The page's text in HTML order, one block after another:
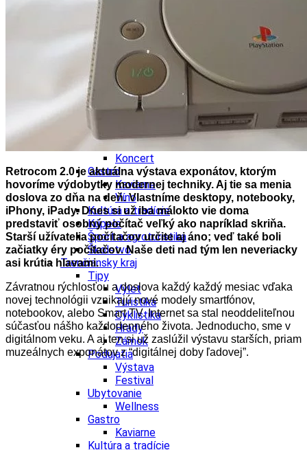
Ekonomika obchod a doprava
Trnavský kraj
Tipy
Výlet
Hrady
Zámok
Podujatia
Výstava
Koncert
Gastro
Kaviarne
Víno
Kultúra a tradície
Kúpele
Šport a agroturistika
Školstvo
Trenčiansky kraj
Tipy
Výlet
Turistika
Cyklistika
Hrady
Zámok
Podujatia
Výstava
Festival
Ubytovanie
Wellness
Gastro
Kaviarne
Kultúra a tradície
Retrocom 2.0 je aktuálna výstava exponátov, ktorým
hovoríme výdobytky modernej techniky. Aj tie sa menia
doslova zo dňa na deň. Vlastníme desktopy, notebooky,
iPhony, iPady. Dnes si už iba málokto vie doma
predstaviť osobný počítač veľký ako napríklad skriňa.
Starší užívatelia počítačov určite aj áno; veď také boli
začiatky éry počítačov. Naše deti nad tým len neveriacky
asi krútia hlavami.
Závratnou rýchlosťou a doslova každý každý mesiac vďaka
novej technológii vznikajú nové modely smartfónov,
notebookov, alebo Smart TV. Internet sa stal neoddeliteľnou
súčasťou nášho každodenného života. Jednoducho, sme v
digitálnom veku. A aj ten si už zaslúžil výstavu starších, priam
muzeálnych exponátov z “digitálnej doby ľadovej”.